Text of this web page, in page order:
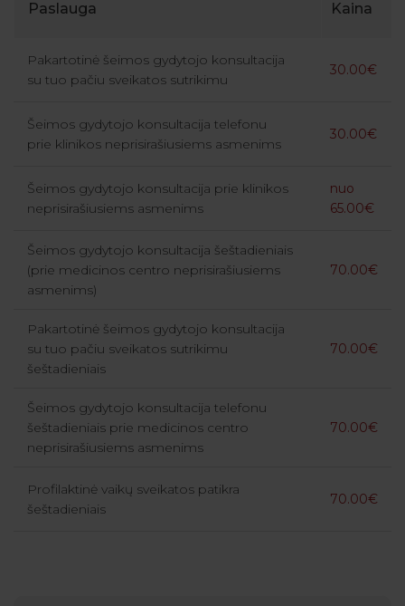
Paslauga Kaina
Pakartotinė šeimos gydytojo konsultacija
su tuo pačiu sveikatos sutrikimu
30.00€
Šeimos gydytojo konsultacija telefonu
prie klinikos neprisirašiusiems asmenims
30.00€
Šeimos gydytojo konsultacija prie klinikos
neprisirašiusiems asmenims
nuo
65.00€
Šeimos gydytojo konsultacija šeštadieniais
(prie medicinos centro neprisirašiusiems
asmenims)
70.00€
Pakartotinė šeimos gydytojo konsultacija
su tuo pačiu sveikatos sutrikimu
šeštadieniais
70.00€
Šeimos gydytojo konsultacija telefonu
šeštadieniais prie medicinos centro
neprisirašiusiems asmenims
70.00€
Profilaktinė vaikų sveikatos patikra
šeštadieniais
70.00€